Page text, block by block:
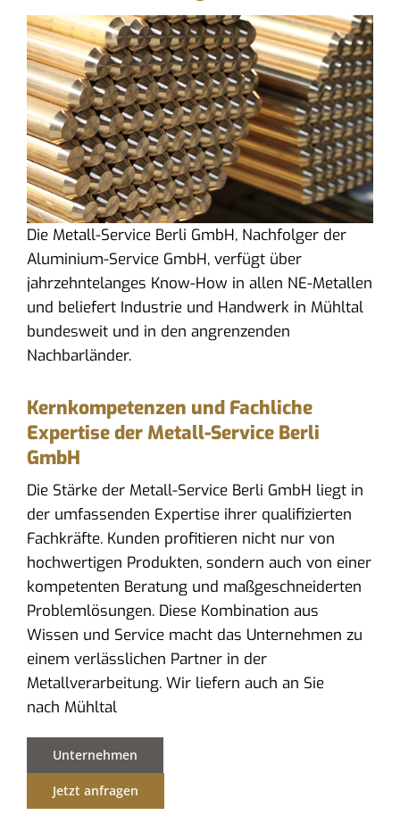
Die Metall-Service Berli GmbH, Nachfolger der
Aluminium-Service GmbH, verfügt über
jahrzehntelanges Know-How in allen NE-Metallen
und beliefert Industrie und Handwerk in Mühltal
bundesweit und in den angrenzenden
Nachbarländer.
Kernkompetenzen und Fachliche
Expertise der Metall-Service Berli
GmbH
Die Stärke der Metall-Service Berli GmbH liegt in
der umfassenden Expertise ihrer qualifizierten
Fachkräfte. Kunden profitieren nicht nur von
hochwertigen Produkten, sondern auch von einer
kompetenten Beratung und maßgeschneiderten
Problemlösungen. Diese Kombination aus
Wissen und Service macht das Unternehmen zu
einem verlässlichen Partner in der
Metallverarbeitung. Wir liefern auch an Sie
nach Mühltal
Unternehmen
Jetzt anfragen